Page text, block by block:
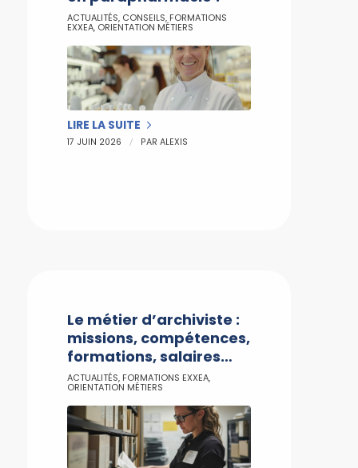
ACTUALITÉS, CONSEILS, FORMATIONS
EXXEA, ORIENTATION MÉTIERS
LIRE LA SUITE
17 JUIN 2026 / PAR ALEXIS
Le métier d’archiviste :
missions, compétences,
formations, salaires…
ACTUALITÉS, FORMATIONS EXXEA,
ORIENTATION MÉTIERS